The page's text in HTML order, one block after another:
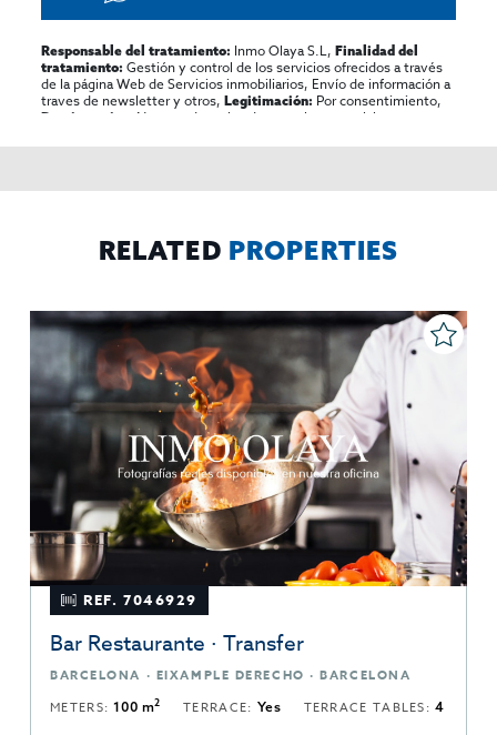
Responsable del tratamiento: Inmo Olaya S.L,Finalidad del
tratamiento: Gestión y control de los servicios ofrecidos a través
de la página Web de Servicios inmobiliarios, Envío de información a
traves de newsletter y otros,Legitimación: Por consentimiento,
Destinatarios:
No se cederan los datos, salvo para elaborar
rectificar y suprimir los datos, solicitar la portabilidad de los
RELATED PROPERTIES
REF. 7046929
Bar Restaurante · Transfer
BARCELONA · EIXAMPLE DERECHO · BARCELONA
METERS:100 m2 TERRACE: Yes TERRACE TABLES:4